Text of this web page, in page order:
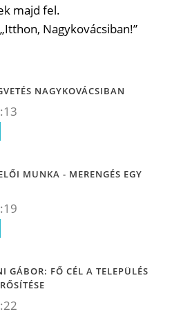
majd fel.
Nagykovácsiban!”
NAGYKOVÁCSIBAN
MUNKA - MERENGÉS EGY
GÁBOR: FŐ CÉL A TELEPÜLÉS